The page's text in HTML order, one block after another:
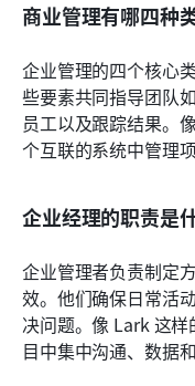
商业管理有哪四种
企业管理的四个核心
些要素共同指导团队
员工以及跟踪结果。
个互联的系统中管理
企业经理的职责是
企业管理者负责制定
效。他们确保日常活
决问题。像 Lark 这
目中集中沟通、数据